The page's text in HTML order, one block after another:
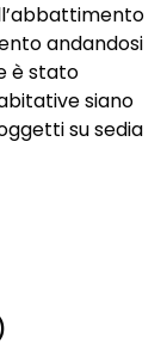
andandosi
è stato
siano
su sedia